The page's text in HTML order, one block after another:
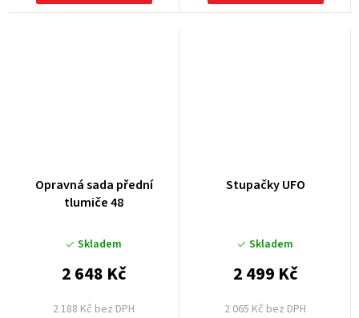
Opravná sada přední
tlumiče 48
Skladem
2 188 Kč bez DPH
2 648 Kč
Stupačky UFO
Skladem
2 065 Kč bez DPH
2 499 Kč